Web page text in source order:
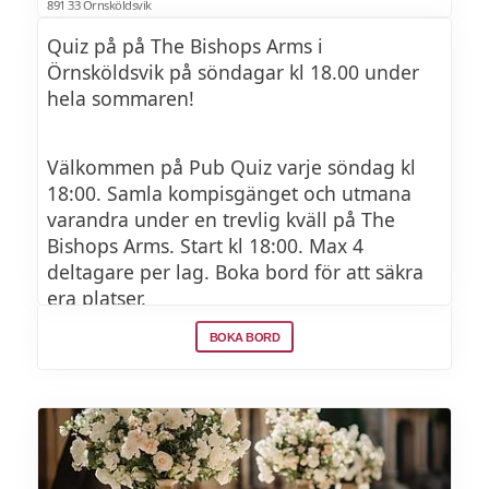
Rödbetor & chevré
Grekisk sallad
Rostad potatis
Potatisgratäng
Se brunchmeny >>
891 33 Örnsköldsvik
Quiz på på The Bishops Arms i
Örnsköldsvik på söndagar kl 18.00 under
hela sommaren!
Välkommen på Pub Quiz varje söndag kl
18:00. Samla kompisgänget och utmana
varandra under en trevlig kväll på The
Bishops Arms. Start kl 18:00. Max 4
deltagare per lag. Boka bord för att säkra
era platser.
BOKA BORD